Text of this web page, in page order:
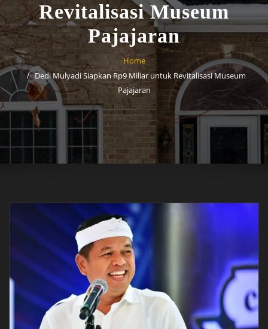
Revitalisasi Museum
Pajajaran
Home
Dedi Mulyadi Siapkan Rp9 Miliar untuk Revitalisasi Museum
Pajajaran